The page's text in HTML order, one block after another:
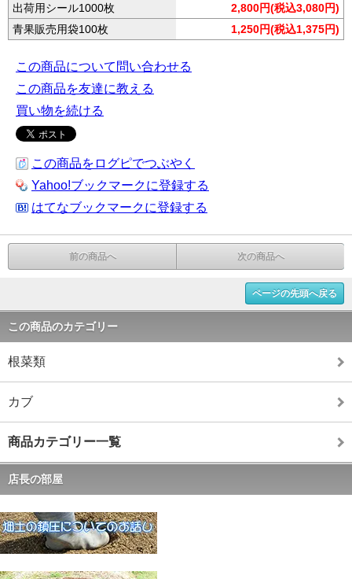
出荷用シール1000枚
2,800円(税込3,080円)
青果販売用袋100枚
1,250円(税込1,375円)
この商品について問い合わせる
この商品を友達に教える
買い物を続ける
この商品をログピでつぶやく
Yahoo!ブックマークに登録する
はてなブックマークに登録する
前の商品へ 次の商品へ
ページの先頭へ戻る
この商品のカテゴリー
根菜類
カブ
商品カテゴリー一覧
店長の部屋